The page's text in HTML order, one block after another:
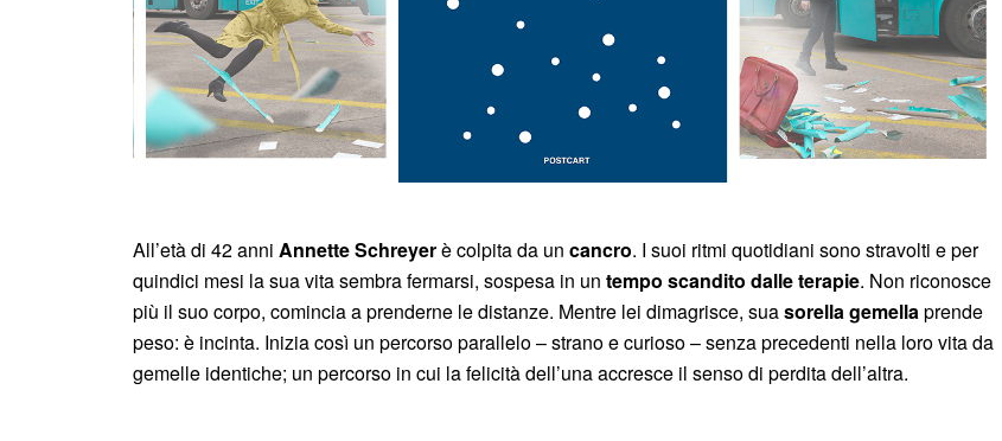
All’età di 42 anni Annette Schreyerè colpita da un cancro. I suoi ritmi quotidiani sono stravolti e per
quindici mesi la sua vita sembra fermarsi, sospesa in un tempo scandito dalle terapie. Non riconosce
più il suo corpo, comincia a prenderne le distanze. Mentre lei dimagrisce, suasorella gemellaprende
peso: è incinta. Inizia così un percorso parallelo – strano e curioso – senza precedenti nella loro vita da
gemelle identiche; un percorso in cui la felicità dell’una accresce il senso di perdita dell’altra.